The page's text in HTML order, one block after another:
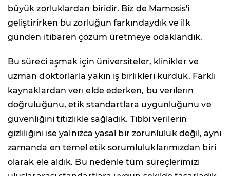
büyük zorluklardan biridir. Biz de Mamosis'i
geliştirirken bu zorluğun farkındaydık ve ilk
günden itibaren çözüm üretmeye odaklandık.
Bu süreci aşmak için üniversiteler, klinikler ve
uzman doktorlarla yakın iş birlikleri kurduk. Farklı
kaynaklardan veri elde ederken, bu verilerin
doğruluğunu, etik standartlara uygunluğunu ve
güvenliğini titizlikle sağladık. Tıbbi verilerin
gizliliğini ise yalnızca yasal bir zorunluluk değil, aynı
zamanda en temel etik sorumluluklarımızdan biri
olarak ele aldık. Bu nedenle tüm süreçlerimizi